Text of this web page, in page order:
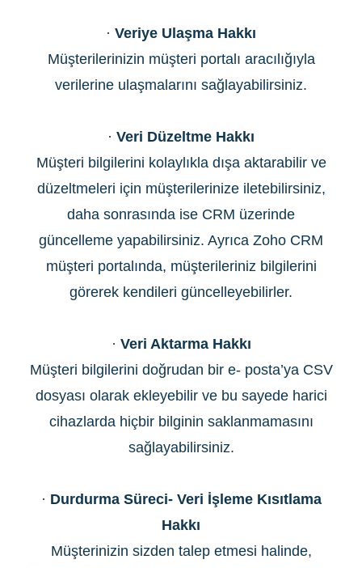
· Veriye Ulaşma Hakkı
Müşterilerinizin müşteri portalı aracılığıyla
verilerine ulaşmalarını sağlayabilirsiniz.
· Veri Düzeltme Hakkı
Müşteri bilgilerini kolaylıkla dışa aktarabilir ve
düzeltmeleri için müşterilerinize iletebilirsiniz,
daha sonrasında ise CRM üzerinde
güncelleme yapabilirsiniz. Ayrıca Zoho CRM
müşteri portalında, müşterileriniz bilgilerini
görerek kendileri güncelleyebilirler.
· Veri Aktarma Hakkı
Müşteri bilgilerini doğrudan bir e- posta’ya CSV
dosyası olarak ekleyebilir ve bu sayede harici
cihazlarda hiçbir bilginin saklanmamasını
sağlayabilirsiniz.
· Durdurma Süreci- Veri İşleme Kısıtlama
Hakkı
Müşterinizin sizden talep etmesi halinde,